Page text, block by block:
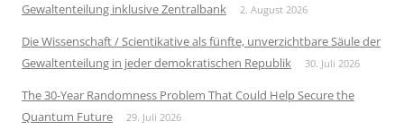
Gewaltenteilung inklusive Zentralbank
2. August 2026
Die Wissenschaft / Scientikative als fünfte, unverzichtbare Säule der
Gewaltenteilung in jeder demokratischen Republik
30. Juli 2026
The 30-Year Randomness Problem That Could Help Secure the
Quantum Future
29. Juli 2026